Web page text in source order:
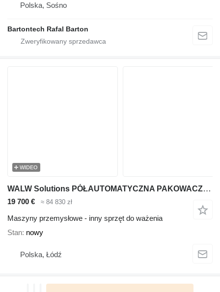
Polska, Sośno
Bartontech Rafal Barton
WIDEO
WALW Solutions PÓŁAUTOMATYCZNA PAKOWACZKA NAPEŁNIACZ PAKOWARKA Z FUNKCJĄ WAŻENI
19 700 € ≈ 84 830 zł
Maszyny przemysłowe - inny sprzęt do ważenia
Stan nowy
Polska, Łódź